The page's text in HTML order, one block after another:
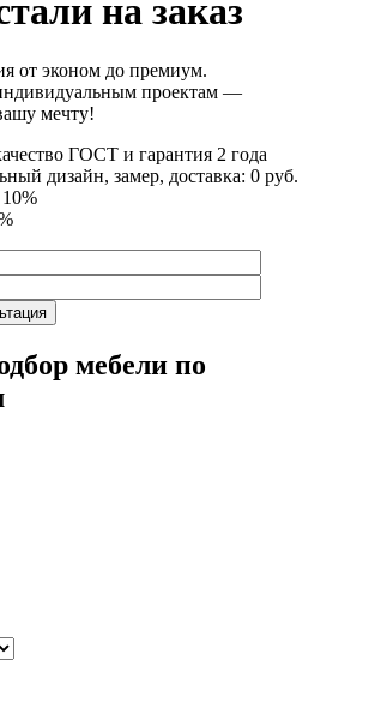
на заказ
от эконом до премиум.
проектам —
мечту!
ГОСТ и гарантия 2 года
дизайн, замер, доставка: 0 руб.
10%
мебели по